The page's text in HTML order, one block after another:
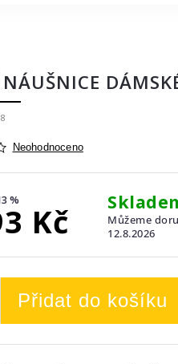
Neohodnoceno
%
Kč
Můžeme
12.8.2026
Přidat do košíku